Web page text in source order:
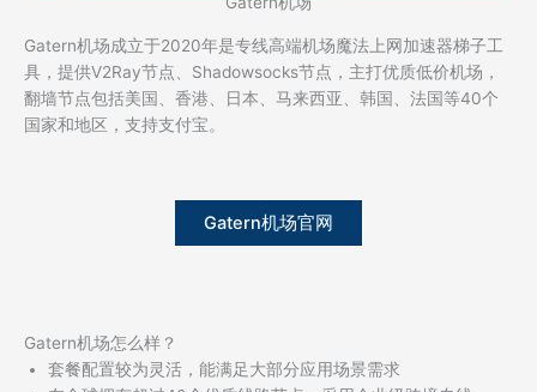
Gatern机场成立于2020年是专线高端机场魔法上网加速器梯子工
具，提供V2Ray节点、Shadowsocks节点，主打优质低价机场，
翻墙节点包括美国、香港、日本、马来西亚、韩国、法国等40个
国家和地区，支持支付宝。
Gatern机场官网
Gatern机场怎么样？
套餐配置较为灵活，能满足大部分应用场景需求